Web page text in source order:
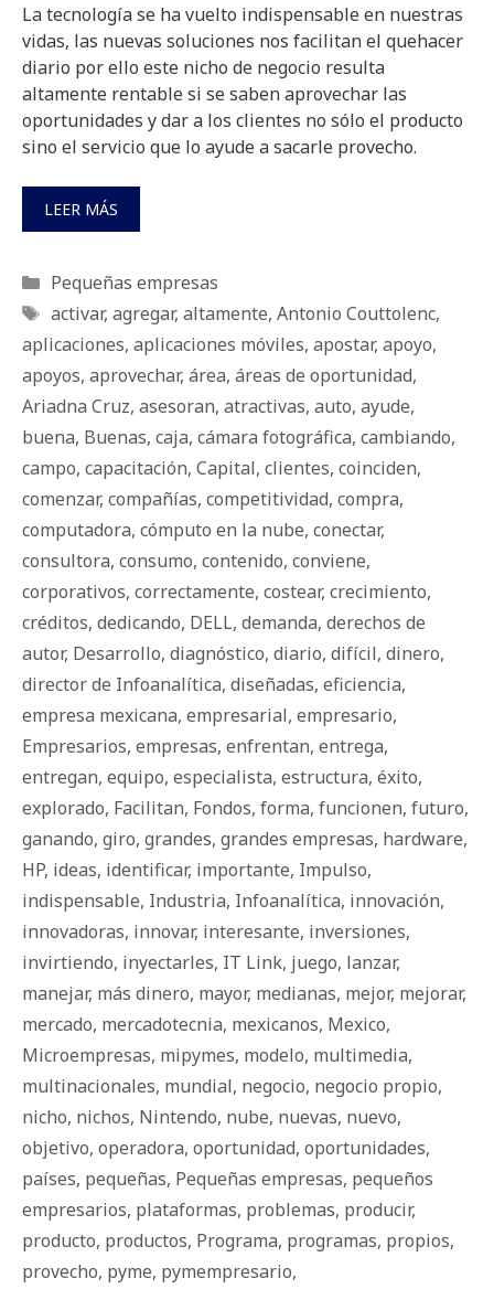
La tecnología se ha vuelto indispensable en nuestras
vidas, las nuevas soluciones nos facilitan el quehacer
diario por ello este nicho de negocio resulta
altamente rentable si se saben aprovechar las
oportunidades y dar a los clientes no sólo el producto
sino el servicio que lo ayude a sacarle provecho.
LEER MÁS
Categorías
Pequeñas empresas
Etiquetas
activar, agregar, altamente, Antonio Couttolenc,
aplicaciones, aplicaciones móviles, apostar, apoyo,
apoyos, aprovechar, área, áreas de oportunidad,
Ariadna Cruz, asesoran, atractivas, auto, ayude,
buena, Buenas, caja, cámara fotográfica, cambiando,
campo, capacitación, Capital, clientes, coinciden,
comenzar, compañías, competitividad, compra,
computadora, cómputo en la nube, conectar,
consultora, consumo, contenido, conviene,
corporativos, correctamente, costear, crecimiento,
créditos, dedicando, DELL, demanda, derechos de
autor, Desarrollo, diagnóstico, diario, difícil, dinero,
director de Infoanalítica, diseñadas, eficiencia,
empresa mexicana, empresarial, empresario,
Empresarios, empresas, enfrentan, entrega,
entregan, equipo, especialista, estructura, éxito,
explorado, Facilitan, Fondos, forma, funcionen, futuro,
ganando, giro, grandes, grandes empresas, hardware,
HP, ideas, identificar, importante, Impulso,
indispensable, Industria, Infoanalítica, innovación,
innovadoras, innovar, interesante, inversiones,
invirtiendo, inyectarles, IT Link, juego, lanzar,
manejar, más dinero, mayor, medianas, mejor, mejorar,
mercado, mercadotecnia, mexicanos, Mexico,
Microempresas, mipymes, modelo, multimedia,
multinacionales, mundial, negocio, negocio propio,
nicho, nichos, Nintendo, nube, nuevas, nuevo,
objetivo, operadora, oportunidad, oportunidades,
países, pequeñas, Pequeñas empresas, pequeños
empresarios, plataformas, problemas, producir,
producto, productos, Programa, programas, propios,
provecho, pyme, pymempresario,